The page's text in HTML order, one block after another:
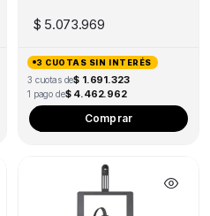
$ 5.073.969
3 CUOTAS SIN INTERÉS
3 cuotas de$ 1.691.323
1 pago de$ 4.462.962
Comprar